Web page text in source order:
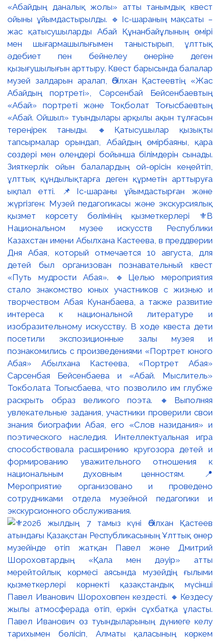
«Абайдың даналық жолы» атты танымдық квест
ойыны ұйымдастырылды. 🔹Іс-шараның мақсаты –
жас қатысушыларды Абай Құнанбайұлының өмірі
мен шығармашылығымен таныстырып, ұлттық
әдебиет пен бейнелеу өнеріне деген
қызығушылығын арттыру. Квест барысында балалар
музей залдарын аралап, Әбілхан Қастеевтің «Жас
Абайдың портреті», Сәрсенбай Бейсенбаевтың
«Абай» портреті және Тоқболат Тоғысбаевтың
«Абай. Ойшыл» туындылары арқылы ақын тұлғасын
тереңірек таныды. 🔸Қатысушылар қызықты
тапсырмалар орындап, Абайдың өмірбаяны, қара
сөздері мен өлеңдері бойынша білімдерін сынады.
Зияткерлік ойын балалардың ой-өрісін кеңейтіп,
ұлттық құндылықтарға деген құрметін арттыруға
ықпал етті. 📌Іс-шараны ұйымдастырған және
жүргізген: Музей педагогикасы және экскурсиялық
қызмет көрсету бөлімінің қызметкерлері ⚜️В
Национальном музее искусств Республики
Казахстан имени Абылхана Кастеева, в преддверии
Дня Абая, который отмечается 10 августа, для
детей был организован познавательный квест
«Путь мудрости Абая». 🔹Целью мероприятия
стало знакомство юных участников с жизнью и
творчеством Абая Кунанбаева, а также развитие
интереса к национальной литературе и
изобразительному искусству. В ходе квеста дети
посетили экспозиционные залы музея и
познакомились с произведениями «Портрет юного
Абая» Абылхана Кастеева, «Портрет Абая»
Сарсенбая Бейсенбаева и «Абай. Мыслитель»
Токболата Тогысбаева, что позволило им глубже
раскрыть образ великого поэта. 🔸Выполняя
увлекательные задания, участники проверили свои
знания биографии Абая, его «Слов назидания» и
поэтического наследия. Интеллектуальная игра
способствовала расширению кругозора детей и
формированию уважительного отношения к
национальным духовным ценностям. 📍
Мероприятие организовано и проведено
сотрудниками отдела музейной педагогики и
экскурсионного обслуживания.